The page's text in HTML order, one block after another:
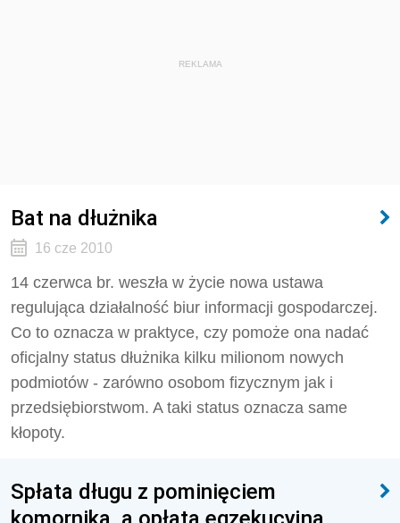
REKLAMA
Bat na dłużnika
16 cze 2010
14 czerwca br. weszła w życie nowa ustawa
regulująca działalność biur informacji gospodarczej.
Co to oznacza w praktyce, czy pomoże ona nadać
oficjalny status dłużnika kilku milionom nowych
podmiotów - zarówno osobom fizycznym jak i
przedsiębiorstwom. A taki status oznacza same
kłopoty.
Spłata długu z pominięciem